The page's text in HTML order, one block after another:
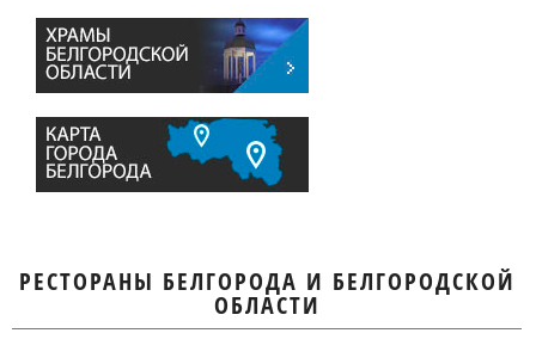
РЕСТОРАНЫ БЕЛГОРОДА И БЕЛГОРОДСКОЙ
ОБЛАСТИ